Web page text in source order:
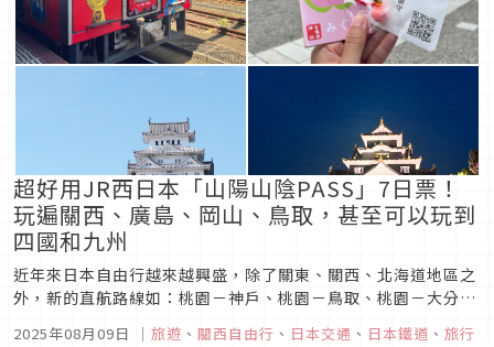
超好用JR西日本「山陽山陰PASS」7日票！
玩遍關西、廣島、岡山、鳥取，甚至可以玩到
四國和九州
近年來日本自由行越來越興盛，除了關東、關西、北海道地區之
外，新的直航路線如：桃園－神戶、桃園－鳥取、桃園－大分等
2025年08月09日 ｜ 旅遊 、 關西自由行 、 日本交通 、 日本鐵道 、 旅行